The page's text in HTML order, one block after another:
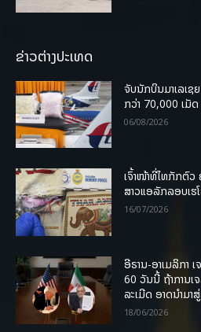
ຂ່າວຕ່າງປະເທດ
ຈັບນັກບິນມາເລເຊ
ກວ່າ 70,000 ເມັດ
06/08/2026
ເຈົ້າໜ້າທີ່ໄທກັກຕົ
ສາວແອລັກລອບເຮ
16/07/2026
ອີຣານ-ອາເມລິກາ
60 ວັນນີ້ ຖ້າການເ
ລະເມີດ ອາດນໍາມາ
18/06/2026